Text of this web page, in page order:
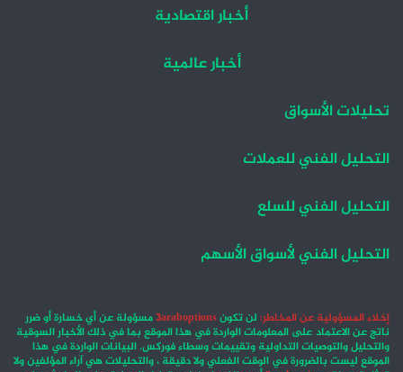
أخبار اقتصادية
أخبار عالمية
تحليلات الأسواق
التحليل الفني للعملات
التحليل الفني للسلع
التحليل الفني لأسواق الأسهم
إخلاء المسؤولية عن المخاطر: لن تكون3araboptionsمسؤولة عن أي خسارة أو ضرر
ناتج عن الاعتماد على المعلومات الواردة في هذا الموقع بما في ذلك الأخبار السوقية
والتحليل والتوصيات التداولية وتقييمات وسطاء فوركس. البيانات الواردة في هذا
الموقع ليست بالضرورة في الوقت الفعلي ولا دقيقة ، والتحليلات هي آراء المؤلفين ولا